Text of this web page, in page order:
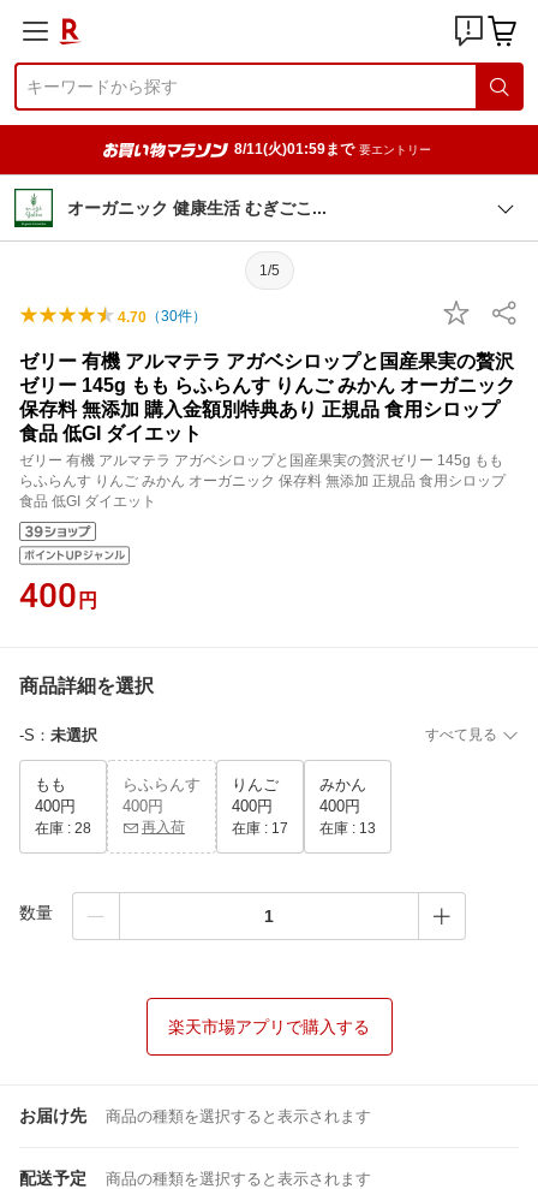
8/11(火)01:59まで 要エントリー
オーガニック 健康生活 むぎごこ
1/5
4.70 （30件）
ゼリー 有機 アルマテラ アガベシロップと国産果実の贅沢
ゼリー 145g もも らふらんす りんご みかん オーガニック
保存料 無添加 購入金額別特典あり 正規品 食用シロップ
食品 低GI ダイエット
ゼリー 有機 アルマテラ アガベシロップと国産果実の贅沢ゼリー 145g もも
らふらんす りんご みかん オーガニック 保存料 無添加 正規品 食用シロップ
食品 低GI ダイエット
400 円
商品詳細を選択
-S ： 未選択 すべて見る
もも
400円
在庫 : 28
らふらんす
400円
再入荷
りんご
400円
在庫 : 17
みかん
400円
在庫 : 13
数量
楽天市場アプリで購入する
お届け先 商品の種類を選択すると表示されます
配送予定 商品の種類を選択すると表示されます